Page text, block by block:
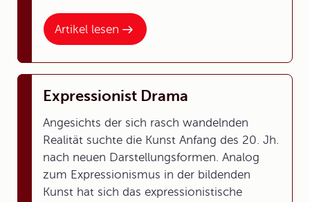
Artikel lesen
Expressionist Drama
Angesichts der sich rasch wandelnden
Realität suchte die Kunst Anfang des 20. Jh.
nach neuen Darstellungsformen. Analog
zum Expressionismus in der bildenden
Kunst hat sich das expressionistische